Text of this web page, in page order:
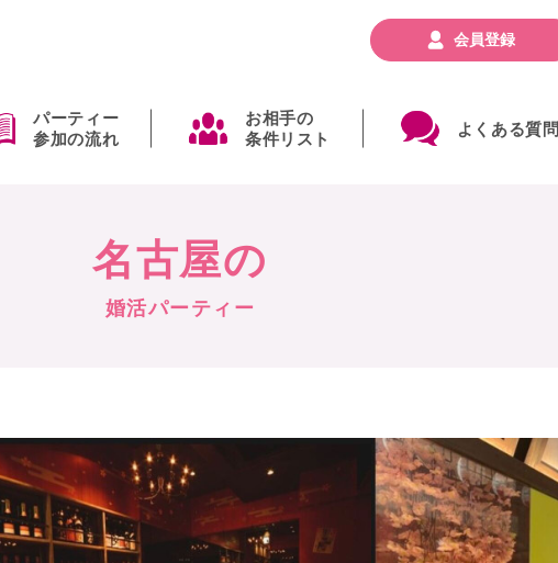
パーティー
参加の流れ
お相手の
条件リスト
よくある質問
会員登録
名古屋の
婚活パーティー